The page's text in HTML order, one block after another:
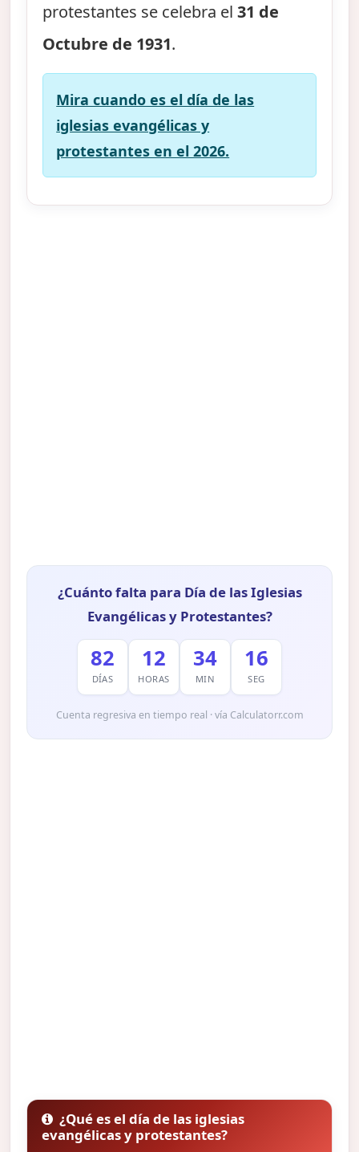
protestantes se celebra el31 de
Octubre de 1931.
Mira cuando es el día de las
iglesias evangélicas y
protestantes en el 2026.
¿Cuánto falta para Día de las Iglesias
Evangélicas y Protestantes?
82
DÍAS
12
HORAS
34
MIN
15
SEG
Cuenta regresiva en tiempo real · vía Calculatorr.com
¿Qué es el día de las iglesias
evangélicas y protestantes?